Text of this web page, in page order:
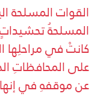
القوات المسلحة
المسلحةُ
كانتْ في مراحلِها
على المحافظاتِ
عن موقفهِ في